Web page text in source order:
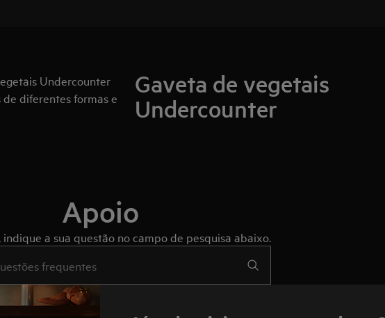
Gaveta de vegetais
Undercounter
Undercounter
diferentes formas e
Apoio
indique a sua questão no campo de pesquisa abaixo.